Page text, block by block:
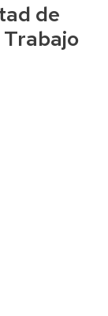
de
Trabajo